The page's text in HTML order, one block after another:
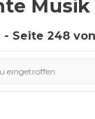
Seite 248
eingetroffen